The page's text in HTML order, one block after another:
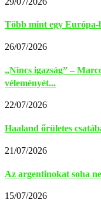
Több mint egy
26/07/2026
„Nincs igazság” –
véleményét...
22/07/2026
Haaland őrületes
21/07/2026
Az argentinokat soha
15/07/2026